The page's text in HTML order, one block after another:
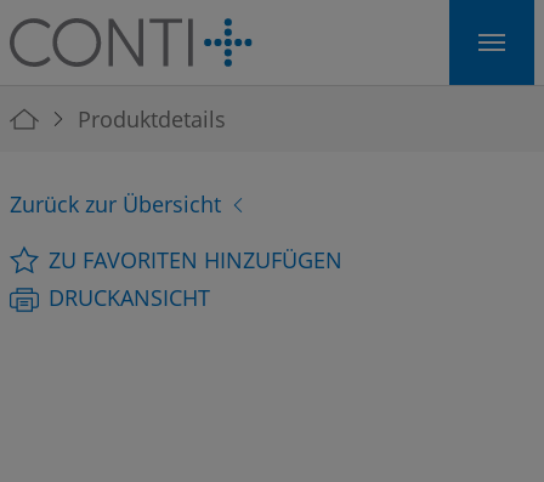
Skip to main navigation
Skip to main content
Skip to page footer
You are here:
Produktdetails
Zurück zur Übersicht
ZU FAVORITEN HINZUFÜGEN
DRUCKANSICHT